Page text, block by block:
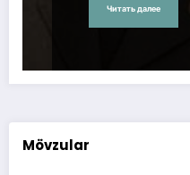
Читать далее
Mövzular